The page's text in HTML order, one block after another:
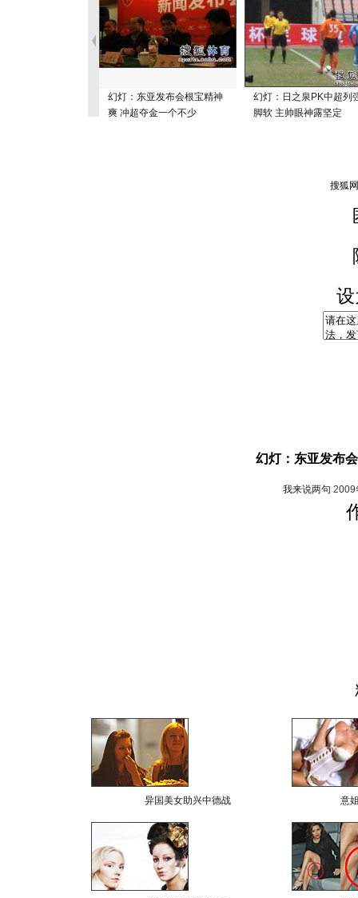
幻灯：东亚发布会根宝精神
爽 冲超夺金一个不少
幻灯：日之泉PK中超列
脚软 主帅眼神露坚定
幻灯：东亚发布
我来说两句 2009
异国美女助兴中德战 意